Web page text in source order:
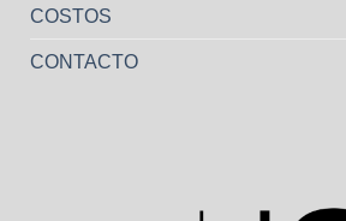
COSTOS
CONTACTO